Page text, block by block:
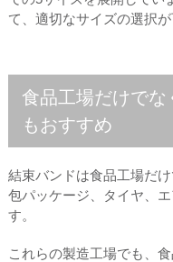
て、適切なサイズの選択が
食品工場だけでな
もおすすめ
結束バンドは食品工場だ
包パッケージ、タイヤ、
す。
これらの製造工場でも、